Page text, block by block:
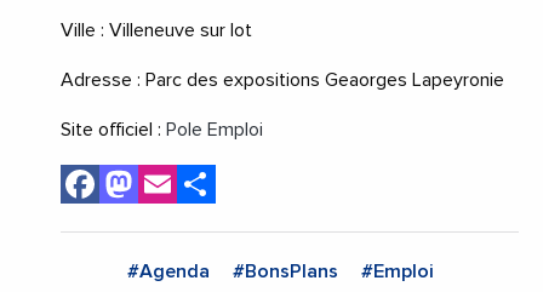
Ville : Villeneuve sur lot
Adresse : Parc des expositions Geaorges Lapeyronie
Site officiel : Pole Emploi
Facebook
Mastodon
Email
#Agenda #BonsPlans #Emploi